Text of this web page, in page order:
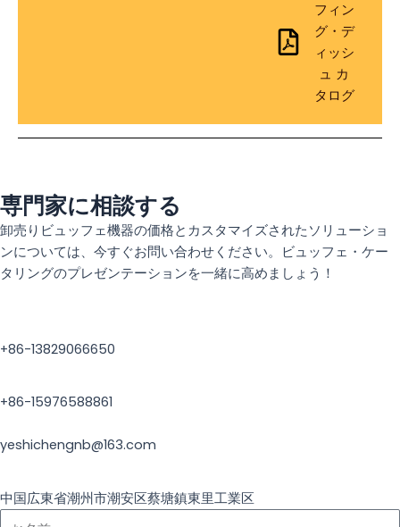
フィン
グ・デ
ィッシ
ュ カ
タログ
専門家に相談する
卸売りビュッフェ機器の価格とカスタマイズされたソリューショ
ンについては、今すぐお問い合わせください。ビュッフェ・ケー
タリングのプレゼンテーションを一緒に高めましょう！
+86-13829066650
+86-15976588861
yeshichengnb@163.com
中国広東省潮州市潮安区蔡塘鎮東里工業区